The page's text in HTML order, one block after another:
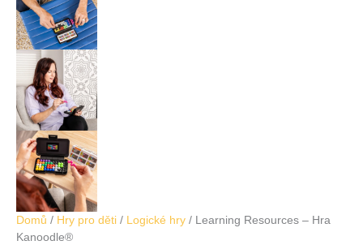
Domů / Hry pro děti / Logické hry / Learning Resources – Hra
Kanoodle®